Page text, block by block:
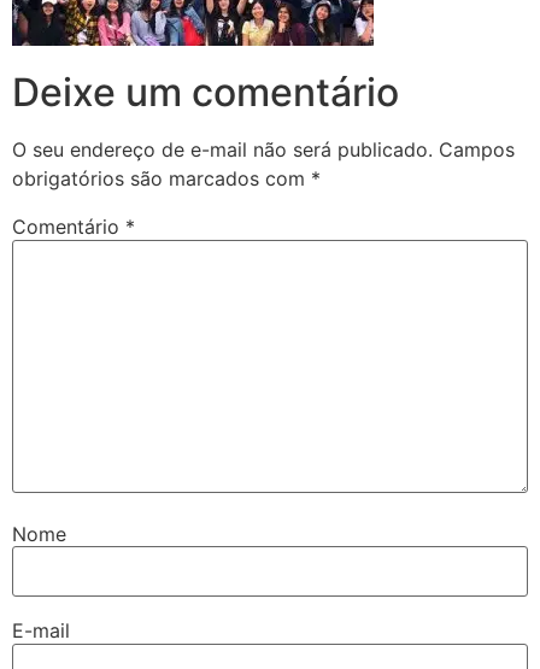
Deixe um comentário
O seu endereço de e-mail não será publicado. Campos
obrigatórios são marcados com *
Comentário *
Nome
E-mail